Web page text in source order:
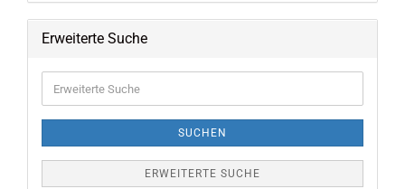
Erweiterte Suche
Suche
SUCHEN
ERWEITERTE SUCHE